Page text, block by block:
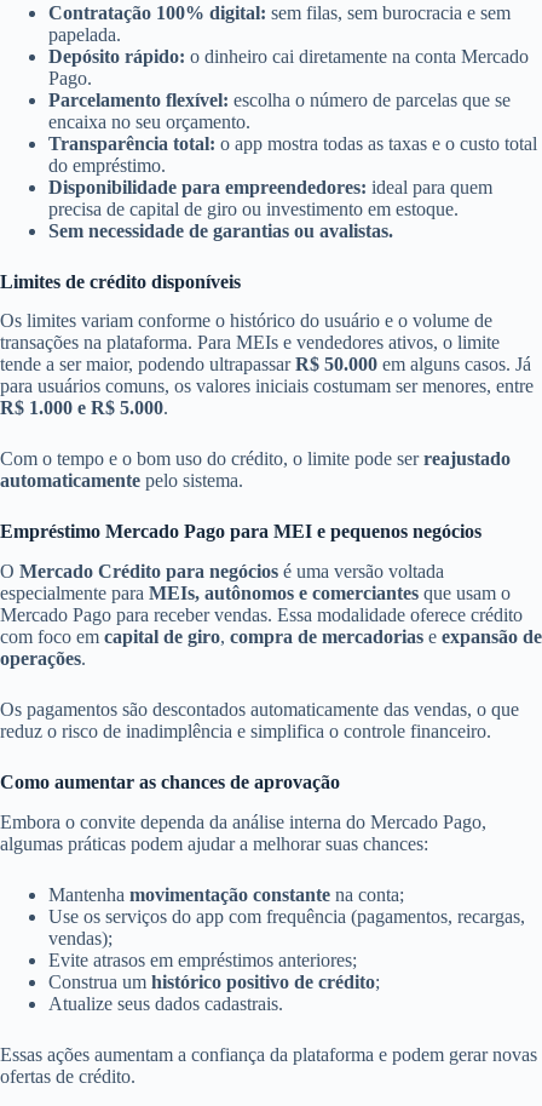
Contratação 100% digital: sem filas, sem burocracia e sem
papelada.
Depósito rápido: o dinheiro cai diretamente na conta Mercado
Pago.
Parcelamento flexível: escolha o número de parcelas que se
encaixa no seu orçamento.
Transparência total: o app mostra todas as taxas e o custo total
do empréstimo.
Disponibilidade para empreendedores: ideal para quem
precisa de capital de giro ou investimento em estoque.
Sem necessidade de garantias ou avalistas.
Limites de crédito disponíveis
Os limites variam conforme o histórico do usuário e o volume de
transações na plataforma. Para MEIs e vendedores ativos, o limite
tende a ser maior, podendo ultrapassarR$ 50.000 em alguns casos. Já
para usuários comuns, os valores iniciais costumam ser menores, entre
R$ 1.000 e R$ 5.000.
Com o tempo e o bom uso do crédito, o limite pode serreajustado
automaticamente pelo sistema.
Empréstimo Mercado Pago para MEI e pequenos negócios
O Mercado Crédito para negócios é uma versão voltada
especialmente para MEIs, autônomos e comerciantes que usam o
Mercado Pago para receber vendas. Essa modalidade oferece crédito
com foco em capital de giro, compra de mercadorias e expansão de
operações.
Os pagamentos são descontados automaticamente das vendas, o que
reduz o risco de inadimplência e simplifica o controle financeiro.
Como aumentar as chances de aprovação
Embora o convite dependa da análise interna do Mercado Pago,
algumas práticas podem ajudar a melhorar suas chances:
Mantenha movimentação constante na conta;
Use os serviços do app com frequência (pagamentos, recargas,
vendas);
Evite atrasos em empréstimos anteriores;
Construa um histórico positivo de crédito;
Atualize seus dados cadastrais.
Essas ações aumentam a confiança da plataforma e podem gerar novas
ofertas de crédito.